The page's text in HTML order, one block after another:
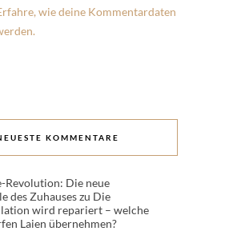
wie deine Kommentardaten
KOMMENTARE
Revolution: Die neue
des Zuhauseszu Die
wird repariert – welche
Laien übernehmen?